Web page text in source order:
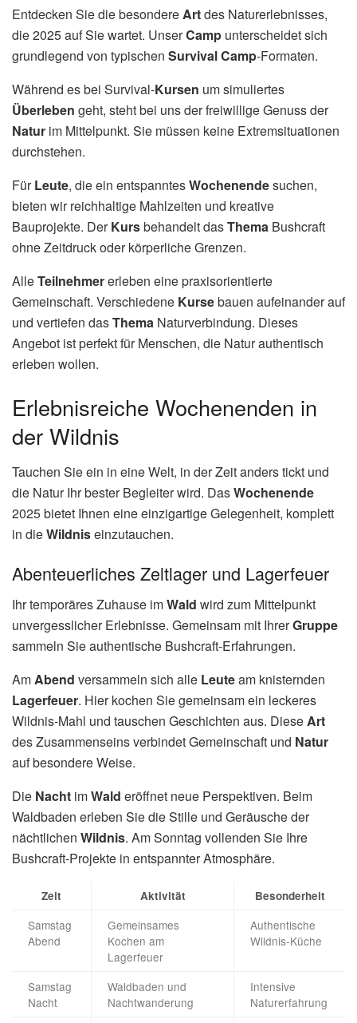
Entdecken Sie die besondereArtdes Naturerlebnisses,
die 2025 auf Sie wartet. UnserCamp unterscheidet sich
grundlegend von typischen Survival Camp-Formaten.
Während es bei Survival-Kursen um simuliertes
Überleben geht, steht bei uns der freiwillige Genuss der
Natur im Mittelpunkt. Sie müssen keine Extremsituationen
durchstehen.
FürLeute, die ein entspanntesWochenendesuchen,
bieten wir reichhaltige Mahlzeiten und kreative
Bauprojekte. DerKursbehandelt dasThema Bushcraft
ohne Zeitdruck oder körperliche Grenzen.
AlleTeilnehmererleben eine praxisorientierte
Gemeinschaft. Verschiedene Kursebauen aufeinander auf
und vertiefen dasThema Naturverbindung. Dieses
Angebot ist perfekt für Menschen, die Natur authentisch
erleben wollen.
Erlebnisreiche Wochenenden in
der Wildnis
Tauchen Sie ein in eine Welt, in der Zeit anders tickt und
die Natur Ihr bester Begleiter wird. DasWochenende
2025 bietet Ihnen eine einzigartige Gelegenheit, komplett
in dieWildniseinzutauchen.
Abenteuerliches Zeltlager und Lagerfeuer
Ihr temporäres Zuhause imWald wird zum Mittelpunkt
unvergesslicher Erlebnisse. Gemeinsam mit IhrerGruppe
sammeln Sie authentische Bushcraft-Erfahrungen.
AmAbend versammeln sich alle Leuteam knisternden
Lagerfeuer. Hier kochen Sie gemeinsam ein leckeres
Wildnis-Mahl und tauschen Geschichten aus. DieseArt
des Zusammenseins verbindet Gemeinschaft und Natur
auf besondere Weise.
Die Nacht imWald eröffnet neue Perspektiven. Beim
Waldbaden erleben Sie die Stille und Geräusche der
nächtlichen Wildnis. Am Sonntag vollenden Sie Ihre
Bushcraft-Projekte in entspannter Atmosphäre.
Zeit Aktivität Besonderheit
Samstag
Abend
Gemeinsames
Kochen am
Lagerfeuer
Authentische
Wildnis-Küche
Samstag
Nacht
Waldbaden und
Nachtwanderung
Intensive
Naturerfahrung